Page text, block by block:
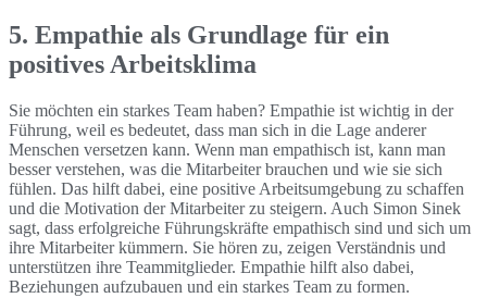
5. Empathie als Grundlage für ein
positives Arbeitsklima
Sie möchten ein starkes Team haben? Empathie ist wichtig in der
Führung, weil es bedeutet, dass man sich in die Lage anderer
Menschen versetzen kann. Wenn man empathisch ist, kann man
besser verstehen, was die Mitarbeiter brauchen und wie sie sich
fühlen. Das hilft dabei, eine positive Arbeitsumgebung zu schaffen
und die Motivation der Mitarbeiter zu steigern. Auch Simon Sinek
sagt, dass erfolgreiche Führungskräfte empathisch sind und sich um
ihre Mitarbeiter kümmern. Sie hören zu, zeigen Verständnis und
unterstützen ihre Teammitglieder. Empathie hilft also dabei,
Beziehungen aufzubauen und ein starkes Team zu formen.